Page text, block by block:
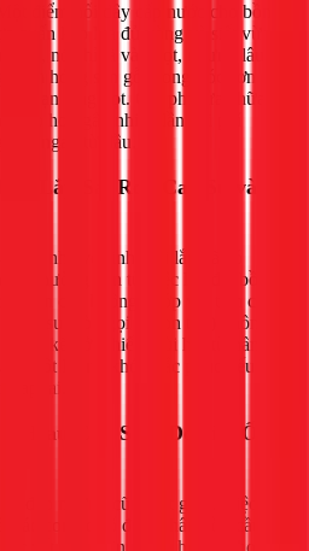
điểm nối dây cấp nước cho bồn
quấn keo lụa đủ vòng và siết vừa
đầu, nó chỉ là vài giọt, nhưng lâu
làm hỏng sàn gỗ, bong tróc sơn
bạn tăng vọt. Chi phí sửa chữa
cao hơn gấp nhiều lần chi phí
ngay từ đầu.
Lắp Sai Ron Cao Su và
sao nhà vệ sinh mới lắp đã có
thường đến từ việc lắp đặt bồn
bồn cầu không khớp với tâm của
cao su (còn gọi là con thỏ) không
ra kẽ hở, khiến mùi hôi từ hầm
là một lỗi rất khó khắc phục nếu
lắp lại.
Đau Con Sót" Do Siết Ốc
đẹp nhưng cũng rất giòn. Việc
các con ốc cố định chân bồn cầu